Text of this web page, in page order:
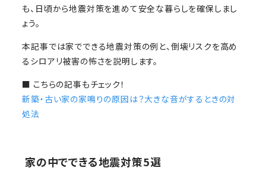
も、日頃から地震対策を進めて安全な暮らしを確保しまし
ょう。
本記事では家でできる地震対策の例と、倒壊リスクを高め
るシロアリ被害の怖さを説明します。
■ こちらの記事もチェック！
新築・古い家の家鳴りの原因は？大きな音がするときの対
処法
家の中でできる地震対策5選